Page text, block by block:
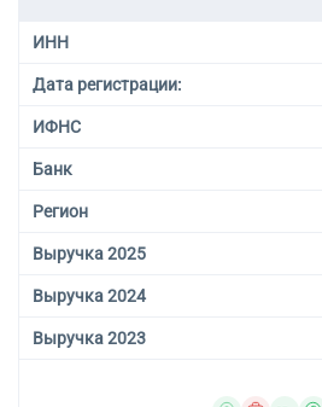
ИНН
Дата регистрации:
ИФНС
Банк
Регион
Выручка 2025
Выручка 2024
Выручка 2023